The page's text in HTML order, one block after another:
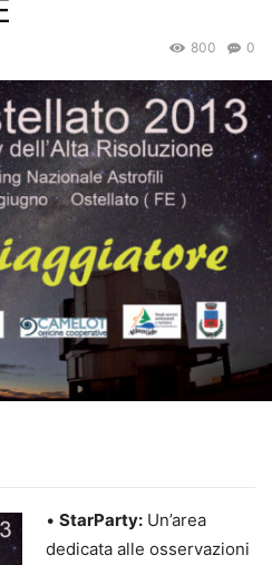
0
800
• StarParty: Un’area
dedicata alle osservazioni